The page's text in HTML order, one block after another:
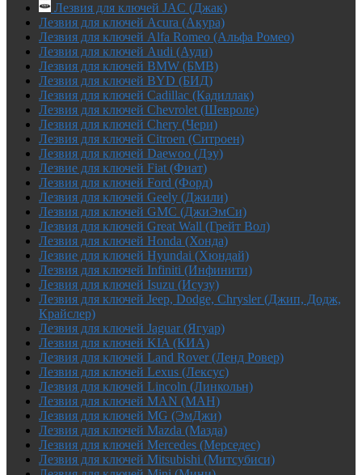
Лезвия для ключей JAC (Джак)
Лезвия для ключей Acura (Акура)
Лезвия для ключей Alfa Romeo (Альфа Ромео)
Лезвия для ключей Audi (Ауди)
Лезвия для ключей BMW (БМВ)
Лезвия для ключей BYD (БИД)
Лезвия для ключей Cadillac (Кадиллак)
Лезвия для ключей Chevrolet (Шевроле)
Лезвия для ключей Chery (Чери)
Лезвия для ключей Citroen (Ситроен)
Лезвия для ключей Daewoo (Дэу)
Лезвие для ключей Fiat (Фиат)
Лезвия для ключей Ford (Форд)
Лезвия для ключей Geely (Джили)
Лезвия для ключей GMC (ДжиЭмСи)
Лезвия для ключей Great Wall (Грейт Вол)
Лезвия для ключей Honda (Хонда)
Лезвие для ключей Hyundai (Хюндай)
Лезвия для ключей Infiniti (Инфинити)
Лезвия для ключей Isuzu (Исузу)
Лезвия для ключей Jeep, Dodge, Chrysler (Джип, Додж,
Крайслер)
Лезвия для ключей Jaguar (Ягуар)
Лезвия для ключей KIA (КИА)
Лезвия для ключей Land Rover (Ленд Ровер)
Лезвия для ключей Lexus (Лексус)
Лезвия для ключей Lincoln (Линкольн)
Лезвия для ключей MAN (МАН)
Лезвия для ключей MG (ЭмДжи)
Лезвия для ключей Mazda (Мазда)
Лезвия для ключей Mercedes (Мерседес)
Лезвия для ключей Mitsubishi (Митсубиси)